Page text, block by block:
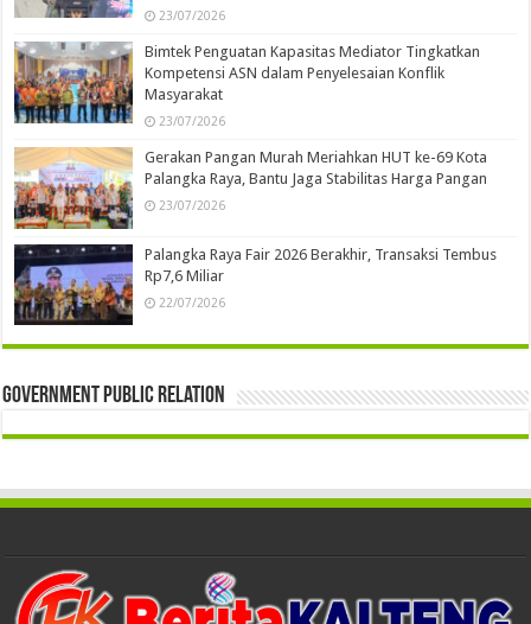
23/07/2026
Bimtek Penguatan Kapasitas Mediator Tingkatkan
Kompetensi ASN dalam Penyelesaian Konflik
Masyarakat
23/07/2026
Gerakan Pangan Murah Meriahkan HUT ke-69 Kota
Palangka Raya, Bantu Jaga Stabilitas Harga Pangan
23/07/2026
Palangka Raya Fair 2026 Berakhir, Transaksi Tembus
Rp7,6 Miliar
22/07/2026
Government Public Relation